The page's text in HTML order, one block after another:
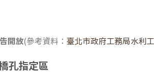
開放(參考資料： 臺北市政府工務局水利
孔指定區